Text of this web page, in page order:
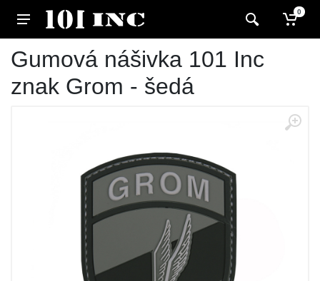
0
Gumová nášivka 101 Inc
znak Grom - šedá